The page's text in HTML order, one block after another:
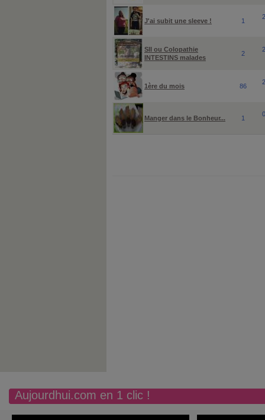
J'ai subit une sleeve ! 1
SII ou Colopathie
INTESTINS malades
2
1ère du mois 86
Manger dans le Bonheur... 1
Aujourdhui.com en 1 clic !